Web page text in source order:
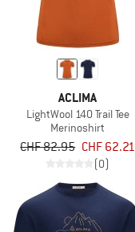
ACLIMA
LightWool 140 Trail Tee
Merinoshirt
CHF 82.95 CHF 62.21
(0)